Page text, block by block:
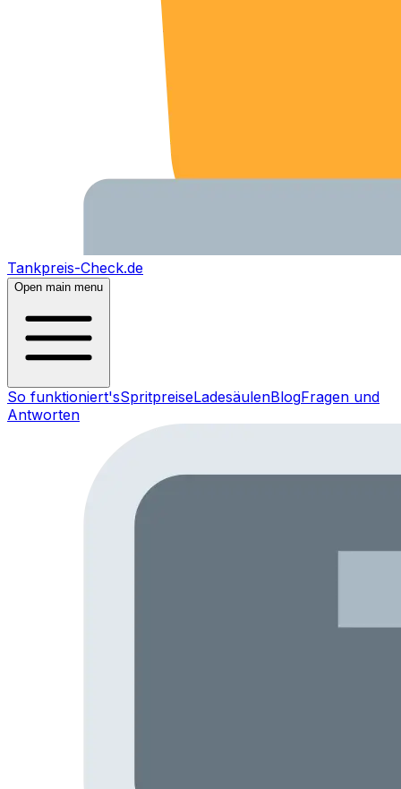
Tankpreis-Check.de
Open main menu
So funktioniert'sSpritpreiseLadesäulenBlogFragen und
Antworten